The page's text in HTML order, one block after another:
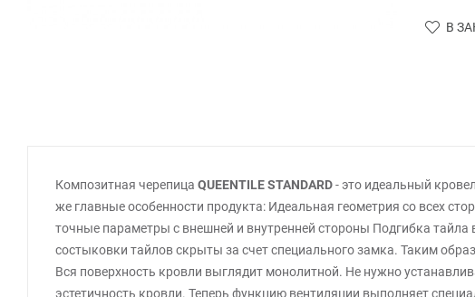
В
Композитная черепица QUEENTILE STANDARD- это идеальный
же главные особенности продукта: Идеальная геометрия со всех
точные параметры с внешней и внутренней стороны Подгибка
состыковки тайлов скрыты за счет специального замка. Таким
Вся поверхность кровли выглядит монолитной. Не нужно
эстетичность кровли. Теперь функцию вентиляции выполняет